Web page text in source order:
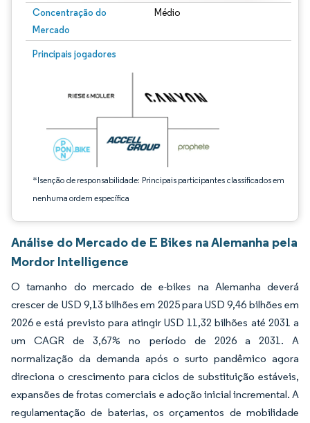
Concentração do
Mercado
Médio
Principais jogadores
*Isenção de responsabilidade: Principais participantes classificados em
nenhuma ordem específica
Imagem © Mordor Intelligence. O reuso requer atribuição conforme CC BY 4.0.
Análise do Mercado de E Bikes na Alemanha pela
Mordor Intelligence
O tamanho do mercado de e-bikes na Alemanha deverá
crescer de USD 9,13 bilhões em 2025 para USD 9,46 bilhões em
2026 e está previsto para atingir USD 11,32 bilhões até 2031 a
um CAGR de 3,67% no período de 2026 a 2031. A
normalização da demanda após o surto pandêmico agora
direciona o crescimento para ciclos de substituição estáveis,
expansões de frotas comerciais e adoção inicial incremental. A
regulamentação de baterias, os orçamentos de mobilidade